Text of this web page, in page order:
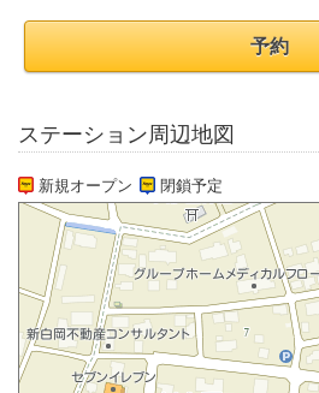
予約
ステーション周辺地図
新規オープン 閉鎖予定